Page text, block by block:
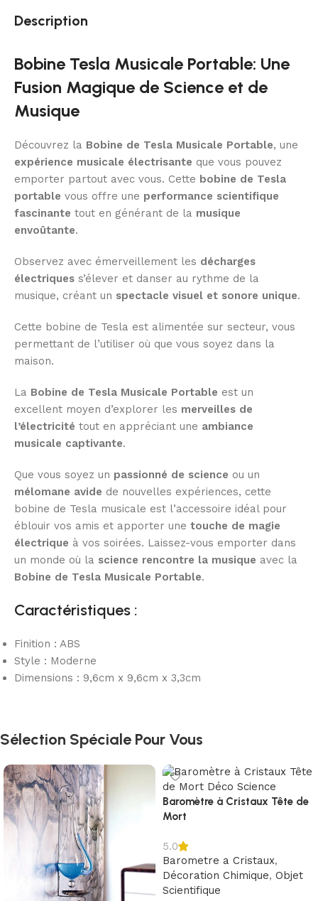
Description
Bobine Tesla Musicale Portable: Une
Fusion Magique de Science et de
Musique
Découvrez la Bobine de Tesla Musicale Portable, une
expérience musicale électrisante que vous pouvez
emporter partout avec vous. Cette bobine de Tesla
portable vous offre une performance scientifique
fascinante tout en générant de la musique
envoûtante.
Observez avec émerveillement les décharges
électriques s’élever et danser au rythme de la
musique, créant un spectacle visuel et sonore unique.
Cette bobine de Tesla est alimentée sur secteur, vous
permettant de l’utiliser où que vous soyez dans la
maison.
La Bobine de Tesla Musicale Portable est un
excellent moyen d’explorer les merveilles de
l’électricité tout en appréciant une ambiance
musicale captivante.
Que vous soyez un passionné de science ou un
mélomane avide de nouvelles expériences, cette
bobine de Tesla musicale est l’accessoire idéal pour
éblouir vos amis et apporter une touche de magie
électrique à vos soirées. Laissez-vous emporter dans
un monde où la science rencontre la musique avec la
Bobine de Tesla Musicale Portable.
Caractéristiques :
Finition : ABS
Style : Moderne
Dimensions : 9,6cm x 9,6cm x 3,3cm
Sélection Spéciale Pour Vous
Baromètre à Cristaux Tête de
Mort
5.0
Barometre a Cristaux,
Décoration Chimique, Objet
Scientifique